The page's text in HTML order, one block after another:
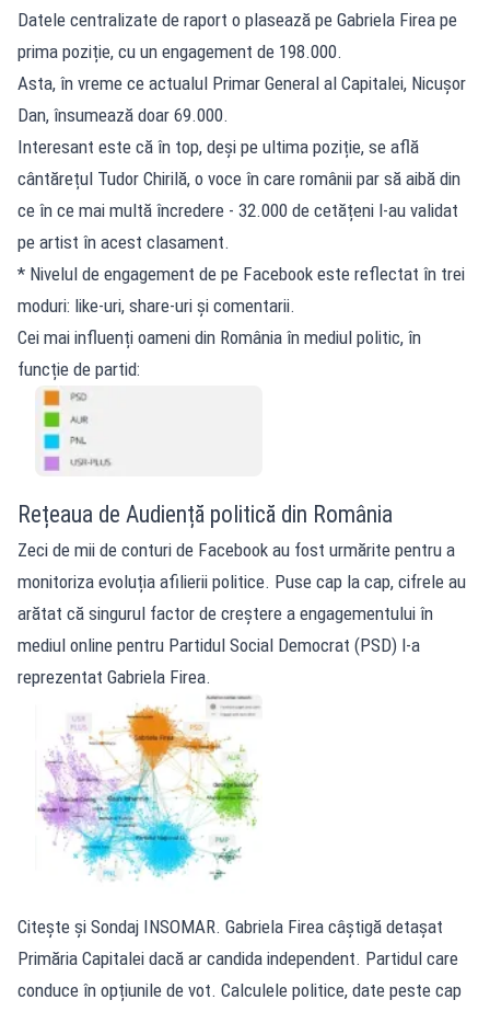
Datele centralizate de raport o plasează pe Gabriela Firea pe
prima poziție, cu un engagement de 198.000.
Asta, în vreme ce actualul Primar General al Capitalei, Nicușor
Dan, însumează doar 69.000.
Interesant este că în top, deși pe ultima poziție, se află
cântărețul Tudor Chirilă, o voce în care românii par să aibă din
ce în ce mai multă încredere - 32.000 de cetățeni l-au validat
pe artist în acest clasament.
* Nivelul de engagement de pe Facebook este reflectat în trei
moduri: like-uri, share-uri și comentarii.
Cei mai influenți oameni din România în mediul politic, în
funcție de partid:
Rețeaua de Audiență politică din România
Zeci de mii de conturi de Facebook au fost urmărite pentru a
monitoriza evoluția afilierii politice. Puse cap la cap, cifrele au
arătat că singurul factor de creștere a engagementului în
mediul online pentru Partidul Social Democrat (PSD) l-a
reprezentat Gabriela Firea.
Citește și Sondaj INSOMAR. Gabriela Firea câștigă detașat
Primăria Capitalei dacă ar candida independent. Partidul care
conduce în opțiunile de vot. Calculele politice, date peste cap